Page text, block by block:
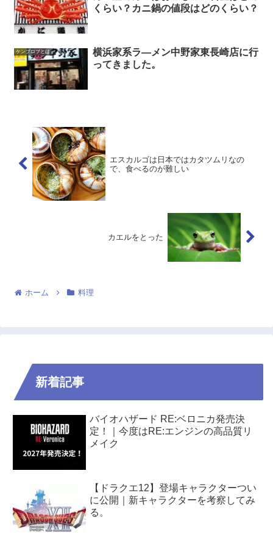
くらい？カニ鍋の値段はどのくらい？
ケンブロブとは
横浜家系ラ―メン中野家東長崎店に行
ってきました。
エスカルゴは日本ではカタツムリなの
で、食べるのが難しい
カエルをとった
ホーム 料理
新着記事
バイオハザード RE:ベロニカ発売決
定！｜今度はRE:エンジンの高品質リ
メイク
【ドラクエ12】登場キャラクターつい
に公開｜新キャラクターを考察してみ
る。